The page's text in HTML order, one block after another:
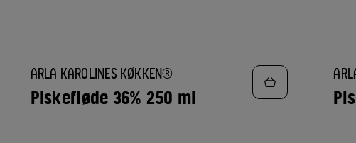
TILFØJ
TIL
FAVORITTER
ARLA KAROLINES KØKKEN®
Piskefløde 36% 250 ml
TILFØJ
TIL